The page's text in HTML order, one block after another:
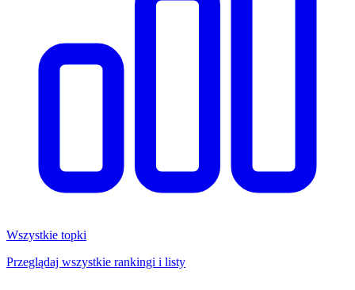
Wszystkie topki
Przeglądaj wszystkie rankingi i listy